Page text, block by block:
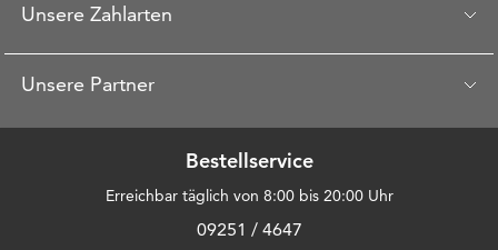
Unsere Zahlarten
Unsere Partner
Bestellservice
Erreichbar täglich von 8:00 bis 20:00 Uhr
09251 / 4647